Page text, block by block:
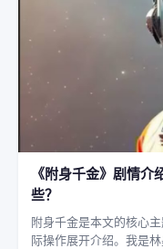
《附身千金》剧情
些？
附身千金是本文的核心
际操作展开介绍。我是